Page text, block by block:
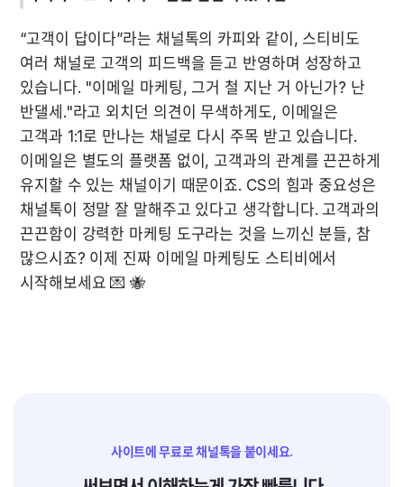
“고객이 답이다”라는 채널톡의 카피와 같이, 스티비도
여러 채널로 고객의 피드백을 듣고 반영하며 성장하고
있습니다. "이메일 마케팅, 그거 철 지난 거 아닌가? 난
반댈세."라고 외치던 의견이 무색하게도, 이메일은
고객과 1:1로 만나는 채널로 다시 주목 받고 있습니다.
이메일은 별도의 플랫폼 없이, 고객과의 관계를 끈끈하게
유지할 수 있는 채널이기 때문이죠. CS의 힘과 중요성은
채널톡이 정말 잘 말해주고 있다고 생각합니다. 고객과의
끈끈함이 강력한 마케팅 도구라는 것을 느끼신 분들, 참
많으시죠? 이제 진짜 이메일 마케팅도 스티비에서
시작해보세요 💌 🐝
사이트에 무료로 채널톡을 붙이세요.